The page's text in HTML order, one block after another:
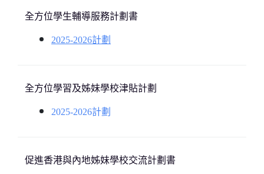
全方位學生輔導服務計劃書
2025-2026計劃
全方位學習及姊妹學校津貼計劃
2025-2026計劃
促進香港與內地姊妹學校交流計劃書